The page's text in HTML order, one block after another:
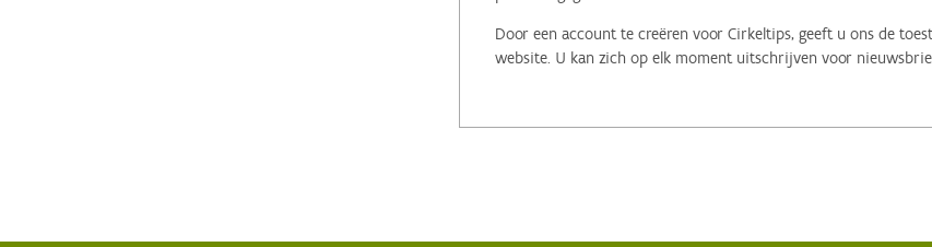
Door een account te creëren voor Cirkeltips, geeft u ons de
website. U kan zich op elk moment uitschrijven voor